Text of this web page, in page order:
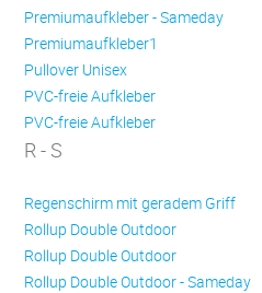
Premiumaufkleber - Sameday
Premiumaufkleber1
Pullover Unisex
PVC-freie Aufkleber
PVC-freie Aufkleber
R - S
Regenschirm mit geradem Griff
Rollup Double Outdoor
Rollup Double Outdoor
Rollup Double Outdoor - Sameday